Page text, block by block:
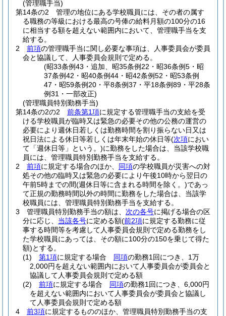
(管理職手当)
第14条の2
管理の地位にある学校職員には、その者の属す
る職務の等級における最高の号俸の給料月額の100分の16
に相当する額を超えない範囲内において、管理職手当を支
給する。
2
前項の管理職手当に関し必要な事項は、人事委員会が委員
会と協議して、人事委員会規則で定める。
(昭33条例43・追加、昭35条例22・昭36条例5・昭
37条例42・昭40条例44・昭42条例52・昭53条例
47・昭59条例20・平8条例37・平18条例89・平28条
例31・一部改正)
(管理職員特別勤務手当)
第14条の2の2
前条第1項に規定する管理職手当の支給を受
ける学校職員が臨時又は緊急の必要その他の公務の運営の
必要により週休日若しくは勤務時間を割り振らない日又は
祝日法による休日等若しくは年末年始の休日等(次項におい
て「週休日等」という。)に勤務をした場合は、当該学校職
員には、管理職員特別勤務手当を支給する。
2
前項に規定する場合のほか、 同項の学校職員が災害への対
処その他の臨時又は緊急の必要により午後10時から翌日の
午前5時までの間(週休日等に含まれる時間を除く。)であっ
て正規の勤務時間以外の時間に勤務をした場合は、当該学
校職員には、管理職員特別勤務手当を支給する。
3
管理職員特別勤務手当の額は、 次の各号に掲げる場合の区
分に応じ、 当該各号に定める額(前2項に規定する勤務に従
事する時間等を考慮して人事委員会規則で定める勤務をし
た学校職員にあっては、その額に100分の150を乗じて得た
額)とする。
(1)
第1項に規定する場合 同項の勤務1回につき、1万
2,000円を超えない範囲内において人事委員会が委員会と
協議して人事委員会規則で定める額
(2)
前項に規定する場合 同項の勤務1回につき、6,000円
を超えない範囲内において人事委員会が委員会と協議し
て人事委員会規則で定める額
4
前3項に規定するもののほか、管理職員特別勤務手当の支